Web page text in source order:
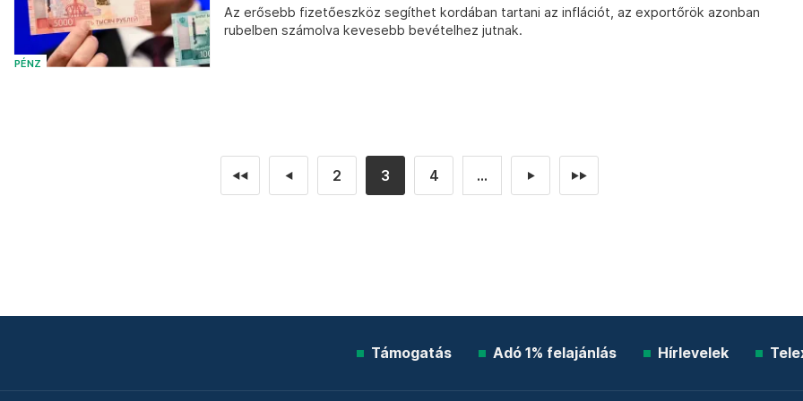
PÉNZ
Az erősebb fizetőeszköz segíthet kordában tartani az inflációt, az exportőrök azonban
rubelben számolva kevesebb bevételhez jutnak.
◄◄ ◄ 2 3 4 ... ► ►►
Támogatás Adó 1% felajánlás Hírlevelek